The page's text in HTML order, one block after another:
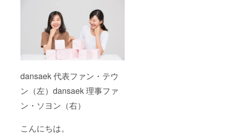
dansaek 代表ファン・テウ
ン（左）dansaek 理事ファ
ン・ソヨン（右）
こんにちは。